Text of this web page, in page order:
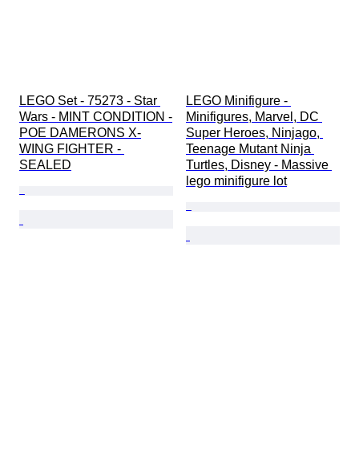
LEGO Set - 75273 - Star
Wars - MINT CONDITION -
POE DAMERONS X-
WING FIGHTER -
SEALED
LEGO Minifigure -
Minifigures, Marvel, DC
Super Heroes, Ninjago,
Teenage Mutant Ninja
Turtles, Disney - Massive
lego minifigure lot